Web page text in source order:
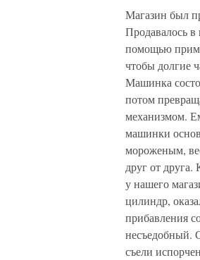
Магазин был
Продавалось в
помощью
чтобы долгие
Машинка
потом
механизмом.
машинки
мороженым,
друг от
у нашего
цилиндр,
прибавления
несъедобный.
съели